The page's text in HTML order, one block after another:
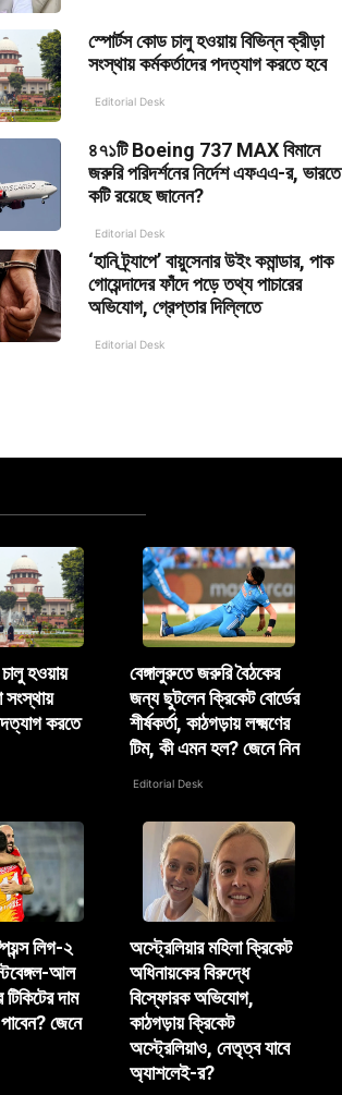
স্পোর্টস কোড চালু হওয়ায় বিভিন্ন ক্রীড়া
সংস্থায় কর্মকর্তাদের পদত্যাগ করতে হবে
Editorial Desk
৪৭১টি Boeing 737 MAX বিমানে
জরুরি পরিদর্শনের নির্দেশ এফএএ-র, ভারতে
কটি রয়েছে জানেন?
Editorial Desk
‘হানি ট্র্যাপে’ বায়ুসেনার উইং কমান্ডার, পাক
গোয়েন্দাদের ফাঁদে পড়ে তথ্য পাচারের
অভিযোগ, গ্রেপ্তার দিল্লিতে
Editorial Desk
হওয়ায়
সংস্থায়
করতে
বেঙ্গালুরুতে জরুরি বৈঠকের
জন্য ছুটলেন ক্রিকেট বোর্ডের
শীর্ষকর্তা, কাঠগড়ায় লক্ষ্মণের
টিম, কী এমন হল? জেনে নিন
Editorial Desk
লিগ-২
আল
দাম
জেনে
অস্ট্রেলিয়ার মহিলা ক্রিকেট
অধিনায়কের বিরুদ্ধে
বিস্ফোরক অভিযোগ,
কাঠগড়ায় ক্রিকেট
অস্ট্রেলিয়াও, নেতৃত্ব যাবে
অ্যাশলেই-র?